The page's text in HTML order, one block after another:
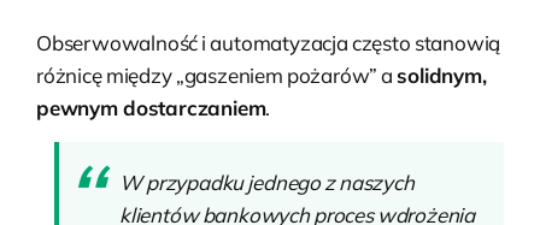
Obserwowalność i automatyzacja często stanowią
różnicę między „gaszeniem pożarów” asolidnym,
pewnym dostarczaniem.
W przypadku jednego z naszych
klientów bankowych proces wdrożenia